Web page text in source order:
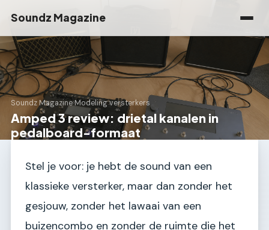
Soundz Magazine
Soundz Magazine›Modeling versterkers
Amped 3 review: drietal kanalen in
pedalboard-formaat
Stel je voor: je hebt de sound van een
klassieke versterker, maar dan zonder het
gesjouw, zonder het lawaai van een
buizencombo en zonder de ruimte die het